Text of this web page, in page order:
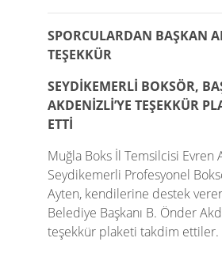
SPORCULARDAN BAŞKAN
TEŞEKKÜR
SEYDİKEMERLİ BOKSÖR,
AKDENİZLİ’YE TEŞEKKÜR
ETTİ
Muğla Boks İl Temsilcisi Evren
Seydikemerli Profesyonel
Ayten, kendilerine destek
Belediye Başkanı B. Önder
teşekkür plaketi takdim ettiler.